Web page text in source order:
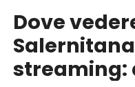
Dove
streaming: